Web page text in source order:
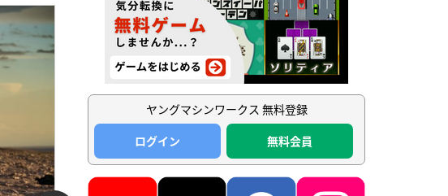
ヤングマシンワークス 無料登録
ログイン
無料会員